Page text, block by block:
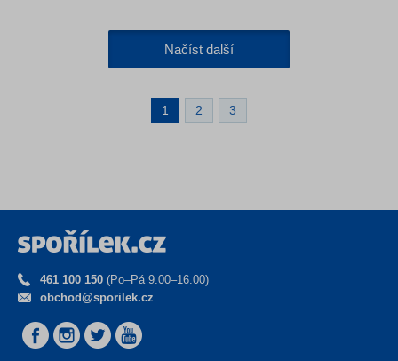
Načíst další
1 2 3
461 100 150 (Po–Pá 9.00–16.00)
obchod@sporilek.cz